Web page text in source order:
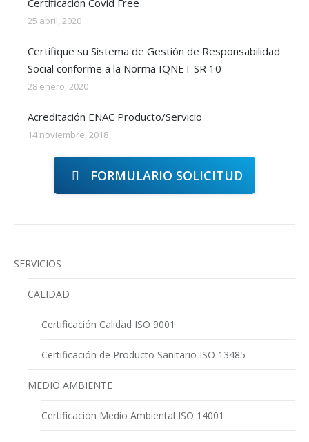
Certificación Covid Free
25 abril, 2020
Certifique su Sistema de Gestión de Responsabilidad
Social conforme a la Norma IQNET SR 10
28 enero, 2020
Acreditación ENAC Producto/Servicio
14 noviembre, 2018
FORMULARIO SOLICITUD
SERVICIOS
CALIDAD
Certificación Calidad ISO 9001
Certificación de Producto Sanitario ISO 13485
MEDIO AMBIENTE
Certificación Medio Ambiental ISO 14001